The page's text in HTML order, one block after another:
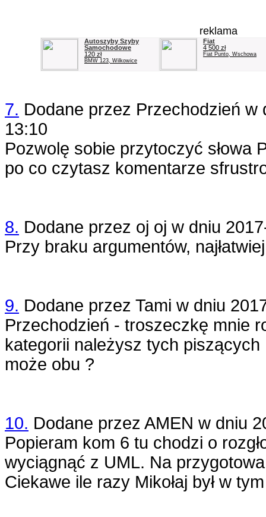
reklama
Autoszyby Szyby
Samochodowe
120 zł
BMW 123, Wilkowice
Fiat
4 500 zł
Fiat Punto, Wschowa
7. Dodane przez Przechodzień w
13:10
Pozwolę sobie przytoczyć słowa
po co czytasz komentarze
8. Dodane przez oj oj w dniu
Przy braku argumentów,
9. Dodane przez Tami w dniu
Przechodzień - troszeczkę mnie
kategorii należysz tych
może obu ?
10. Dodane przez AMEN w dniu
Popieram kom 6 tu chodzi o
wyciągnąć z UML. Na
Ciekawe ile razy Mikołaj był w